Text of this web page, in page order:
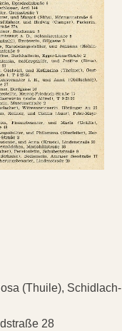
(Thuile), Schidlach-
28